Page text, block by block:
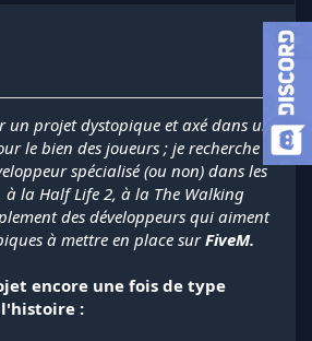
un projet dystopique et axé dans un
le bien des joueurs ; je recherche
spécialisé (ou non) dans les
à la Half Life 2, à la The Walking
des développeurs qui aiment
à mettre en place surFiveM.
encore une fois de type
: